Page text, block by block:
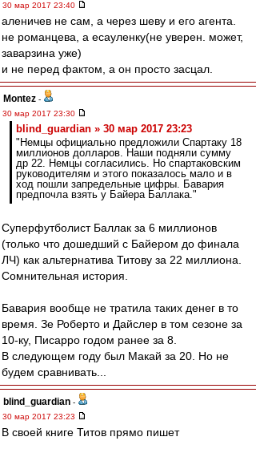
30 мар 2017 23:40
аленичев не сам, а через шеву и его агента.
не романцева, а есауленку(не уверен. может,
заварзина уже)
и не перед фактом, а он просто засцал.
Montez -
30 мар 2017 23:30
blind_guardian » 30 мар 2017 23:23
"Немцы официально предложили Спартаку 18
миллионов долларов. Наши подняли сумму
др 22. Немцы согласились. Но спартаковским
руководителям и этого показалось мало и в
ход пошли запредельные цифры. Бавария
предпочла взять у Байера Баллака."
Суперфутболист Баллак за 6 миллионов
(только что дошедший с Байером до финала
ЛЧ) как альтернатива Титову за 22 миллиона.
Сомнительная история.
Бавария вообще не тратила таких денег в то
время. Зе Роберто и Дайслер в том сезоне за
10-ку, Писарро годом ранее за 8.
В следующем году был Макай за 20. Но не
будем сравнивать...
blind_guardian -
30 мар 2017 23:23
В своей книге Титов прямо пишет